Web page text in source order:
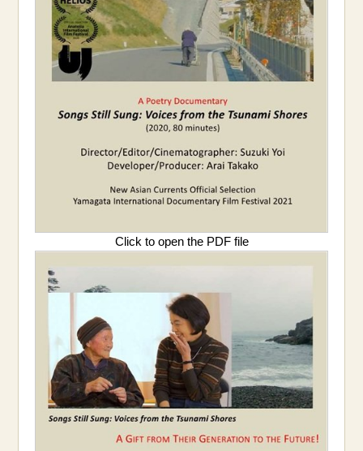
Click to open the PDF file